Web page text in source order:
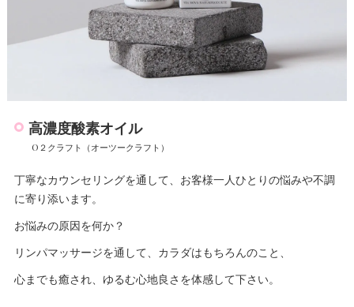
高濃度酸素オイル
O２クラフト（オーツークラフト）
丁寧なカウンセリングを通して、お客様一人ひとりの悩みや不調
に寄り添います。
お悩みの原因を何か？
リンパマッサージを通して、カラダはもちろんのこと、
心までも癒され、ゆるむ心地良さを体感して下さい。